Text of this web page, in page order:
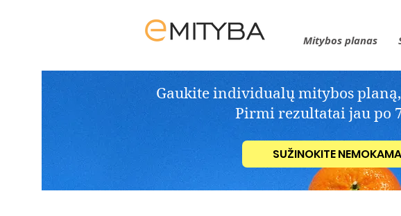
Mitybos planas
Gaukite individualų mitybos
Pirmi rezultatai jau po
SUŽINOKITE